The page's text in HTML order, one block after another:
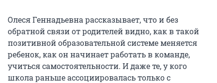
Олеся Геннадьевна рассказывает, что и без
обратной связи от родителей видно, как в такой
позитивной образовательной системе меняется
ребенок, как он начинает работать в команде,
учиться самостоятельности. И даже те, у кого
школа раньше ассоциировалась только с